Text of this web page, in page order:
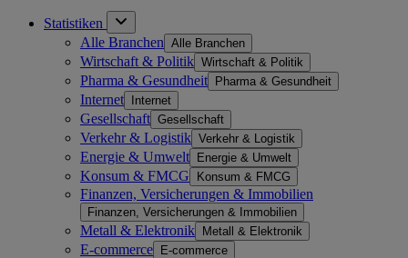
Statistiken
Alle Branchen Alle Branchen
Wirtschaft & Politik Wirtschaft & Politik
Pharma & Gesundheit Pharma & Gesundheit
Internet Internet
Gesellschaft Gesellschaft
Verkehr & Logistik Verkehr & Logistik
Energie & Umwelt Energie & Umwelt
Konsum & FMCG Konsum & FMCG
Finanzen, Versicherungen & Immobilien
Finanzen, Versicherungen & Immobilien
Metall & Elektronik Metall & Elektronik
E-commerce E-commerce